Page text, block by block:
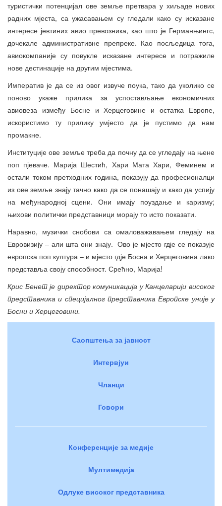
туристички потенцијал ове земље претвара у хиљаде нових
радних мјеста, са ужасавањем су гледали како су исказане
интересе јевтиних авио превозника, као што је Германњингс,
дочекале административне препреке. Као посљедица тога,
авиокомпаније су повукле исказане интересе и потражиле
нове дестинације на другим мјестима.
Императив је да се из овог извуче поука, тако да уколико се
поново укаже прилика за успостављање економичних
авиовеза између Босне и Херцеговине и остатка Европе,
искористимо ту прилику умјесто да је пустимо да нам
промакне.
Институције ове земље треба да почну да се угледају на њене
поп пјеваче. Марија Шестић, Хари Мата Хари, Феминем и
остали током претходних година, показују да професионалци
из ове земље знају тачно како да се понашају и како да успију
на међународној сцени. Они имају поуздање и каризму;
њихови политички представници морају то исто показати.
Наравно, музички снобови са омаловажавањем гледају на
Евровизију – али шта они знају. Ово је мјесто гдје се показује
европска поп култура – и мјесто гдје Босна и Херцеговина лако
представља своју способност. Срећно, Марија!
Крис Бенет је директор комуникација у Канцеларији високог
представника и специјалног представника Европске уније у
Босни и Херцеговини.
Саопштења за јавност
Интервјуи
Чланци
Говори
Конференције за медије
Мултимедија
Одлуке високог представника